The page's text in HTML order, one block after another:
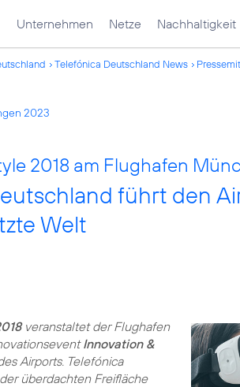
Unternehmen Netze Nachhaltigkeit
Telefónica Deutschland News
2023
2018 am Flughafen
führt den
Welt
veranstaltet der Flughafen
Innovation &
Airports. Telefónica
überdachten Freifläche